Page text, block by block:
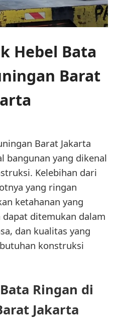
Hebel Bata
Barat
Barat Jakarta
bangunan yang dikenal
Kelebihan dari
yang ringan
ketahanan yang
ditemukan dalam
dan kualitas yang
konstruksi
Ringan di
Jakarta